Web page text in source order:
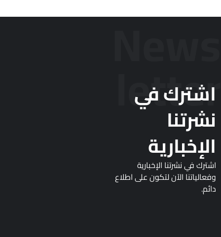
اشترك في
نشرتنا
الإخبارية
اشترك في نشرتنا الإخبارية
وفعالياتنا الآن لتكون على اطلاع
دائم.
News
letter